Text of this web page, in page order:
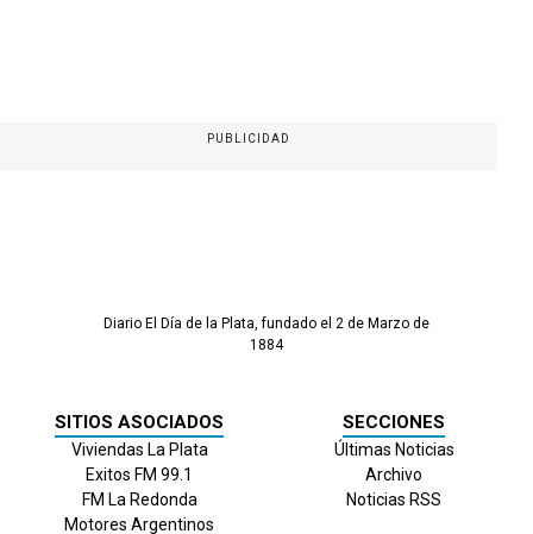
PUBLICIDAD
Diario El Día de la Plata, fundado el 2 de Marzo de
1884
SITIOS ASOCIADOS
Viviendas La Plata
Exitos FM 99.1
FM La Redonda
Motores Argentinos
SECCIONES
Últimas Noticias
Archivo
Noticias RSS